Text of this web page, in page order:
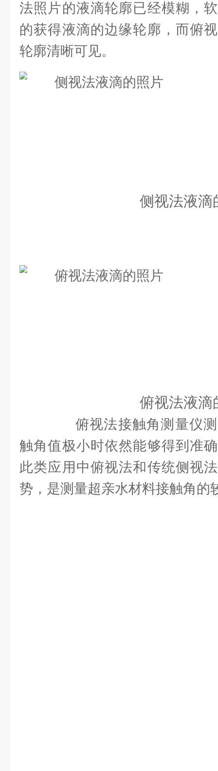
法照片的液滴轮廓已经模糊，
的获得液滴的边缘轮廓，而俯
轮廓清晰可见。
侧视法液滴
俯视法液滴
俯视法接触角测量仪测
触角值极小时依然能够得到准
此类应用中俯视法和传统侧视
势，是测量超亲水材料接触角的